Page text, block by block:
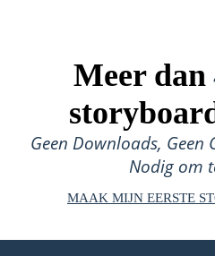
Meer dan
Geen Downloads, Geen
Nodig om
MAAK MIJN EERSTE